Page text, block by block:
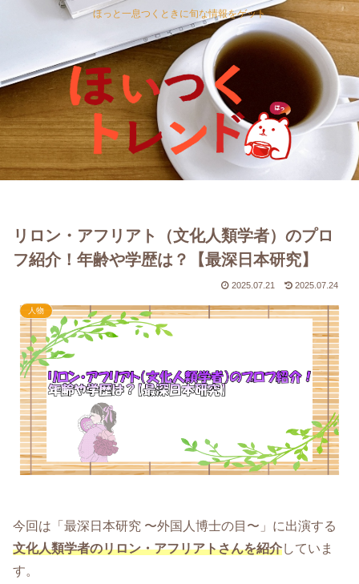
ほっと一息つくときに旬な情報をゲット
リロン・アフリアト（文化人類学者）のプロ
フ紹介！年齢や学歴は？【最深日本研究】
2025.07.21 2025.07.24
人物
今回は「最深日本研究 〜外国人博士の目〜」に出演する
文化人類学者のリロン・アフリアトさんを紹介していま
す。